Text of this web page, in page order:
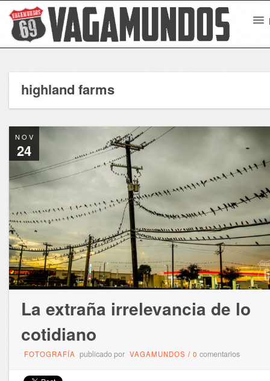
highland farms
NOV
24
La extraña irrelevancia de lo
cotidiano
FOTOGRAFÍA publicado por VAGAMUNDOS / 0 comentarios